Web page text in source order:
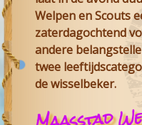
Welpen en Scouts
zaterdagochtend
andere
twee
de wisselbeker.